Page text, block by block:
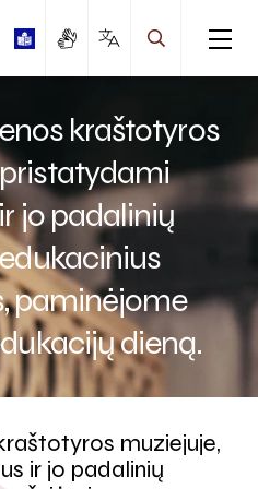
pagal Kultūros pasą
kraštotyros
jo padalinių
paminėjome
dieną.
muziejuje,
ir jo padalinių